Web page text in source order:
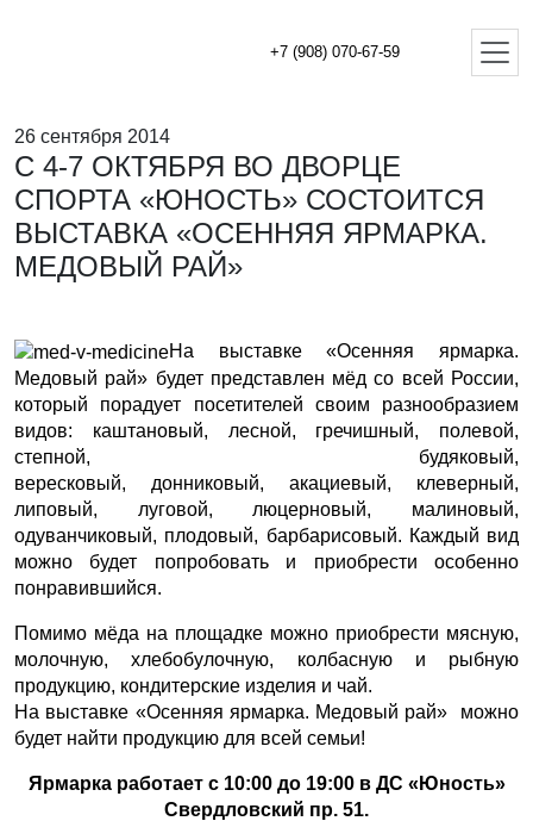
+7 (908) 070-67-59
26 сентября 2014
С 4-7 ОКТЯБРЯ ВО ДВОРЦЕ
СПОРТА «ЮНОСТЬ» СОСТОИТСЯ
ВЫСТАВКА «ОСЕННЯЯ ЯРМАРКА.
МЕДОВЫЙ РАЙ»
На выставке «Осенняя ярмарка.
Медовый рай» будет представлен мёд со всей России,
который порадует посетителей своим разнообразием
видов: каштановый, лесной, гречишный, полевой,
степной, будяковый,
вересковый, донниковый, акациевый, клеверный,
липовый, луговой, люцерновый, малиновый,
одуванчиковый, плодовый, барбарисовый. Каждый вид
можно будет попробовать и приобрести особенно
понравившийся.
Помимо мёда на площадке можно приобрести мясную,
молочную, хлебобулочную, колбасную и рыбную
продукцию, кондитерские изделия и чай.
На выставке «Осенняя ярмарка. Медовый рай» можно
будет найти продукцию для всей семьи!
Ярмарка работает с 10:00 до 19:00 в ДС «Юность»
Свердловский пр. 51.